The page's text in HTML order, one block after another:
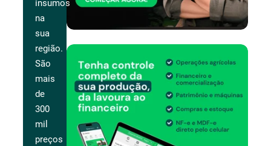
insumos
na
sua
região.
São
mais
de
300
mil
preços